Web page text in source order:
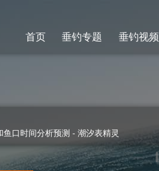
首页 垂钓专题 垂钓视频
口时间分析预测 - 潮汐表精灵